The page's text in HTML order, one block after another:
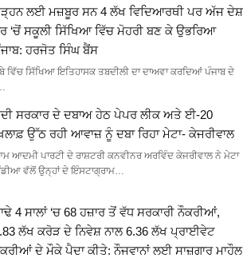
ਲਈ ਮਜ਼ਬੂਰ ਸਨ 4 ਲੱਖ ਵਿਦਿਆਰਥੀ ਪਰ ਅੱਜ ਦੇਸ਼
‘ਚੋਂ ਸਕੂਲੀ ਸਿੱਖਿਆ ਵਿੱਚ ਮੋਹਰੀ ਬਣ ਕੇ ਉਭਰਿਆ
ਹਰਜੋਤ ਸਿੰਘ ਬੈਂਸ
ਵਿੱਚ ਸਿੱਖਿਆ ਇਤਿਹਾਸਕ ਤਬਦੀਲੀ ਦਾ ਦਾਅਵਾ ਕਰਦਿਆਂ ਪੰਜਾਬ ਦੇ
ਸਰਕਾਰ ਦੇ ਦਬਾਅ ਹੇਠ ਪੇਪਰ ਲੀਕ ਅਤੇ ਈ-20
ਉੱਠ ਰਹੀ ਆਵਾਜ਼ ਨੂੰ ਦਬਾ ਰਿਹਾ ਮੇਟਾ- ਕੇਜਰੀਵਾਲ
ਆਦਮੀ ਪਾਰਟੀ ਦੇ ਰਾਸ਼ਟਰੀ ਕਨਵੀਨਰ ਅਰਵਿੰਦ ਕੇਜਰੀਵਾਲ ਨੇ ਮੇਟਾ
ਵੱਲੋਂ ਉਨ੍ਹਾਂ ਦੇ ਇੰਸਟਾਗ੍ਰਾਮ…
4 ਸਾਲਾਂ ‘ਚ 68 ਹਜ਼ਾਰ ਤੋਂ ਵੱਧ ਸਰਕਾਰੀ ਨੌਕਰੀਆਂ,
ਲੱਖ ਕਰੋੜ ਦੇ ਨਿਵੇਸ਼ ਨਾਲ 6.36 ਲੱਖ ਪ੍ਰਾਈਵੇਟ
ਦੇ ਮੌਕੇ ਪੈਦਾ ਕੀਤੇ: ਨੌਜਵਾਨਾਂ ਲਈ ਸਾਜ਼ਗਾਰ ਮਾਹੌਲ